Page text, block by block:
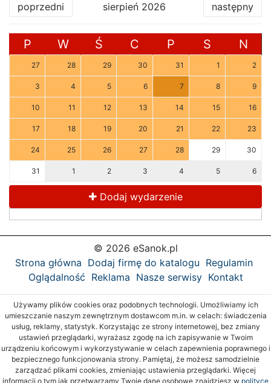
poprzedni sierpień 2026 następny
P W Ś C P S N
27 28 29 30 31 1 2
3 4 5 6 7 8 9
10 11 12 13 14 15 16
17 18 19 20 21 22 23
24 25 26 27 28 29 30
31 1 2 3 4 5 6
Dodaj wydarzenie
© 2026 eSanok.pl
Strona główna Dodaj firmę do katalogu Regulamin
Oglądalność Reklama Nasze serwisy Kontakt
Używamy plików cookies oraz podobnych technologii. Umożliwiamy ich
umieszczanie naszym zewnętrznym dostawcom m.in. w celach: świadczenia
usług, reklamy, statystyk. Korzystając ze strony internetowej, bez zmiany
ustawień przeglądarki, wyrażasz zgodę na ich zapisywanie w Twoim
urządzeniu końcowym i wykorzystywanie w celach zapewnienia poprawnego i
bezpiecznego funkcjonowania strony. Pamiętaj, że możesz samodzielnie
zarządzać plikami cookies, zmieniając ustawienia przeglądarki. Więcej
informacji o tym jak przetwarzamy Twoje dane osobowe znajdziesz w polityce